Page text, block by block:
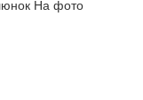
На фото